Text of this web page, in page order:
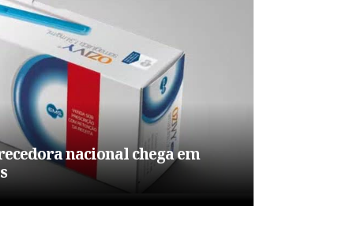
nacional chega em